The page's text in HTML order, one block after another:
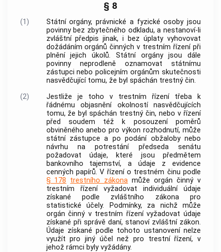
§ 8
(1)
Státní orgány, právnické a fyzické osoby jsou
povinny bez zbytečného odkladu, a nestanoví-li
zvláštní předpis jinak, i bez úplaty vyhovovat
dožádánímorgánů činných v trestním řízenípři
plnění jejich úkolů. Státní orgány jsou dále
povinny neprodleně oznamovat státnímu
zástupci nebopolicejním orgánům skutečnosti
nasvědčující tomu, že byl spáchán trestný čin.
(2)
Jestliže je toho v trestním řízenítřeba k
řádnému objasnění okolností nasvědčujících
tomu, že byl spáchán trestný čin, nebo v řízení
před soudem též k posouzení poměrů
obviněného anebo pro výkon rozhodnutí, může
státní zástupce a po podání obžaloby nebo
návrhu na potrestání předseda senátu
požadovat údaje, které jsou předmětem
bankovního tajemství, a údaje z evidence
cenných papírů. V řízení o trestném činu podle
§ 178 trestního zákona může orgán činný v
trestním řízení vyžadovat individuální údaje
získané podle zvláštního zákona pro
statistické účely. Podmínky, za nichž může
orgán činný v trestním řízenívyžadovat údaje
získané při správě daní, stanoví zvláštní zákon.
Údaje získané podle tohoto ustanovení nelze
využít pro jiný účel než pro trestní řízení, v
jehož rámci byly vyžádány.